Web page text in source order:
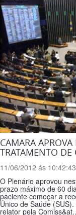
CAMARA
TRATAMENTO DE
11/06/2012 ás 10:42:43
O Plenário aprovou
prazo máximo de 60
paciente começar a
Único de Saúde
relator pela